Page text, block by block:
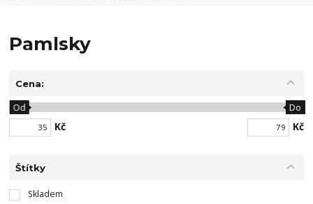
Pamlsky
Cena:
Kč
Od Do
Kč
Štítky
Skladem